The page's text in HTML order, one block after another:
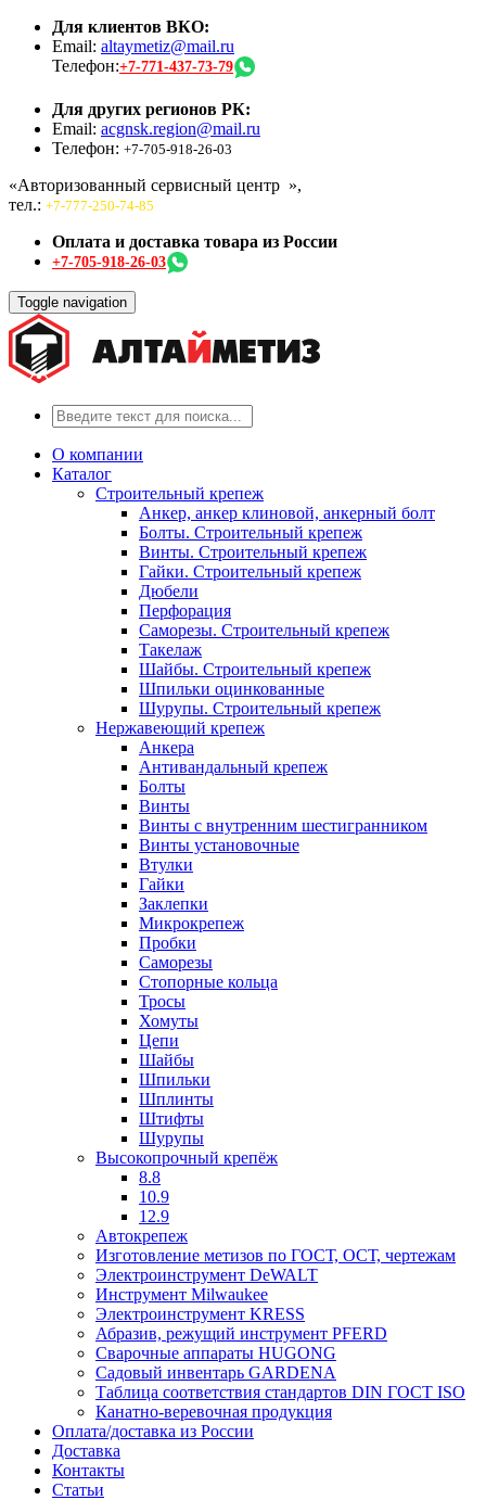
Для клиентов ВКО:
Email: altaymetiz@mail.ru
Телефон:+7-771-437-73-79
Для других регионов РК:
Email: acgnsk.region@mail.ru
Телефон: +7-705-918-26-03
«Авторизованный сервисный центр »,
тел.: +7-777-250-74-85
Оплата и доставка товара из России
+7-705-918-26-03
Toggle navigation
О компании
Каталог
Строительный крепеж
Анкер, анкер клиновой, анкерный болт
Болты. Строительный крепеж
Винты. Строительный крепеж
Гайки. Строительный крепеж
Дюбели
Перфорация
Саморезы. Строительный крепеж
Такелаж
Шайбы. Строительный крепеж
Шпильки оцинкованные
Шурупы. Строительный крепеж
Нержавеющий крепеж
Анкера
Антивандальный крепеж
Болты
Винты
Винты с внутренним шестигранником
Винты установочные
Втулки
Гайки
Заклепки
Микрокрепеж
Пробки
Саморезы
Стопорные кольца
Тросы
Хомуты
Цепи
Шайбы
Шпильки
Шплинты
Штифты
Шурупы
Высокопрочный крепёж
8.8
10.9
12.9
Автокрепеж
Изготовление метизов по ГОСТ, ОСТ, чертежам
Электроинструмент DeWALT
Инструмент Milwaukee
Электроинструмент KRESS
Абразив, режущий инструмент PFERD
Сварочные аппараты HUGONG
Садовый инвентарь GARDENA
Таблица соответствия стандартов DIN ГОСТ ISO
Канатно-веревочная продукция
Оплата/доставка из России
Доставка
Контакты
Статьи